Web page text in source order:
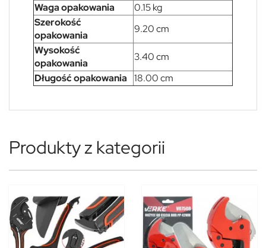
Waga opakowania
0.15 kg
Szerokość
opakowania
9.20 cm
Wysokość
opakowania
3.40 cm
Długość opakowania
18.00 cm
Produkty z kategorii